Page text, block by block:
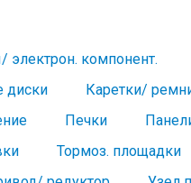
электрон. компонент.
диски
Каретки/
Печки
Тормоз. площадки